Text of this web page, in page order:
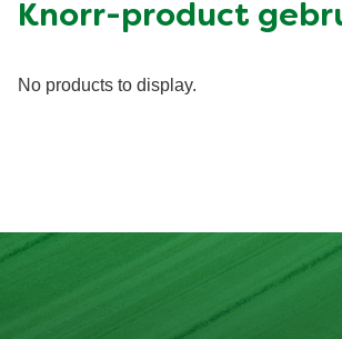
Knorr-product
No products to display.